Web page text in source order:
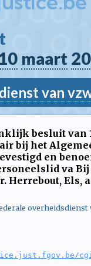
maart
van
besluit van
bij het
en
va
Herrebout, Els,
overheidsdienst